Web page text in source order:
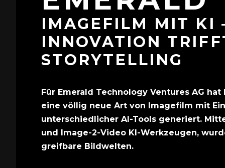
IMAGEFILM MIT KI
INNOVATION
STORYTELLING​
Für Emerald Technology Ventures AG hat
eine völlig neue Art von Imagefilm mit
unterschiedlicher AI-Tools generiert.
und Image-2-Video KI-Werkzeugen,
greifbare Bildwelten.